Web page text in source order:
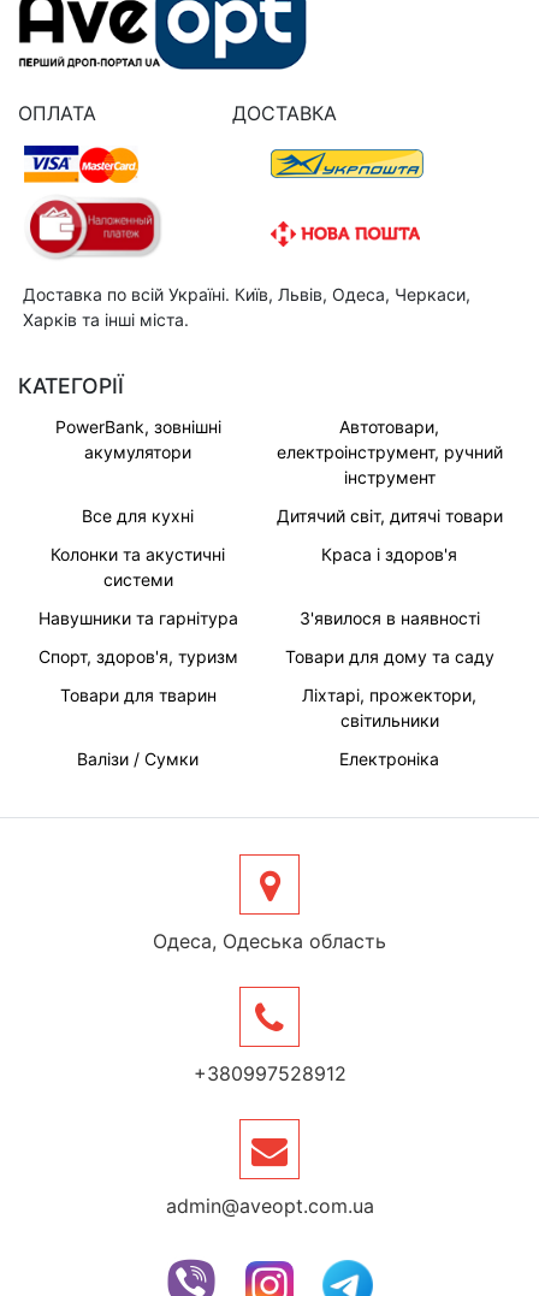
ОПЛАТА ДОСТАВКА
Доставка по всій Україні. Київ, Львів, Одеса, Черкаси,
Харків та інші міста.
КАТЕГОРІЇ
PowerBank, зовнішні
акумулятори
Автотовари,
електроінструмент, ручний
інструмент
Все для кухні
Дитячий світ, дитячі товари
Колонки та акустичні
системи
Краса і здоров'я
Навушники та гарнітура
З'явилося в наявності
Спорт, здоров'я, туризм
Товари для дому та саду
Товари для тварин
Ліхтарі, прожектори,
світильники
Валізи / Сумки
Електроніка
Одеса, Одеська область
+380997528912
admin@aveopt.com.ua